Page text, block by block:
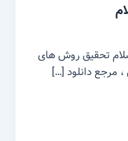
تحقیق روش های
مرجع دانلود […]